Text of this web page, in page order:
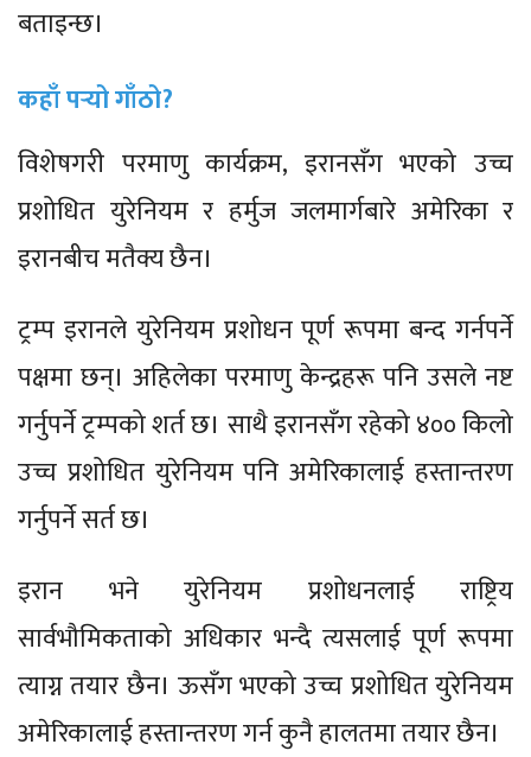
बताइन्छ।
कहाँ पर्‍यो गाँठो?
विशेषगरी परमाणु कार्यक्रम, इरानसँग भएको उच्च
प्रशोधित युरेनियम र हर्मुज जलमार्गबारे अमेरिका र
इरानबीच मतैक्य छैन।
ट्रम्प इरानले युरेनियम प्रशोधन पूर्ण रूपमा बन्द गर्नपर्ने
पक्षमा छन्। अहिलेका परमाणु केन्द्रहरू पनि उसले नष्ट
गर्नुपर्ने ट्रम्पको शर्त छ। साथै इरानसँग रहेको ४०० किलो
उच्च प्रशोधित युरेनियम पनि अमेरिकालाई हस्तान्तरण
गर्नुपर्ने सर्त छ।
इरान भने युरेनियम प्रशोधनलाई राष्ट्रिय
सार्वभौमिकताको अधिकार भन्दै त्यसलाई पूर्ण रूपमा
त्याग्न तयार छैन। ऊसँग भएको उच्च प्रशोधित युरेनियम
अमेरिकालाई हस्तान्तरण गर्न कुनै हालतमा तयार छैन।